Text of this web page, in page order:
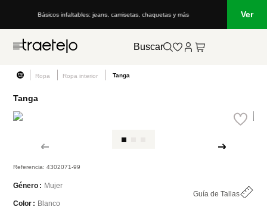
Básicos infaltables: jeans, camisetas, chaquetas y más Ver
Buscar
Ropa Ropa interior Tanga
Tanga
Referencia:4302071-99
Género
Mujer
Guía de Tallas
Color
Blanco